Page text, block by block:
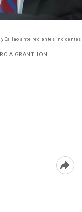
Callao ante recientes incidentes
GRANTHON